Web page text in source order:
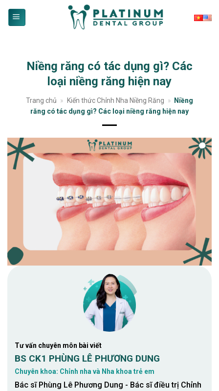
Niềng răng có tác dụng gì? Các
loại niềng răng hiện nay
Trang chủ » Kiến thức Chỉnh Nha Niềng Răng »
Niềng
răng có tác dụng gì? Các loại niềng răng hiện nay
Tư vấn chuyên môn bài viết
BS CK1 PHÙNG LÊ PHƯƠNG DUNG
Chuyên khoa: Chỉnh nha và Nha khoa trẻ em
Bác sĩ Phùng Lê Phương Dung - Bác sĩ điều trị Chỉnh